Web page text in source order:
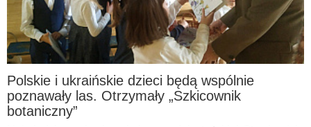
Polskie i ukraińskie dzieci będą wspólnie
poznawały las. Otrzymały „Szkicownik
botaniczny”